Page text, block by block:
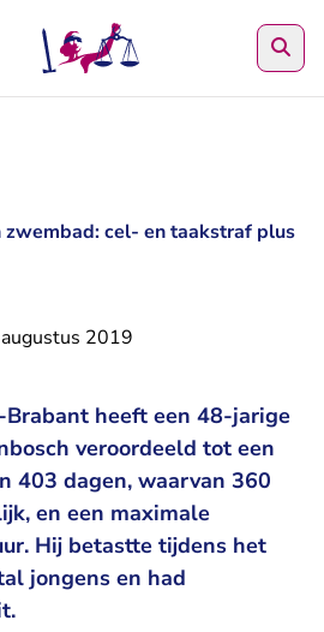
zwembad: cel- en taakstraf plus
2019
heeft een 48-jarige
veroordeeld tot een
403 dagen, waarvan 360
en een maximale
Hij betastte tijdens het
jongens en had